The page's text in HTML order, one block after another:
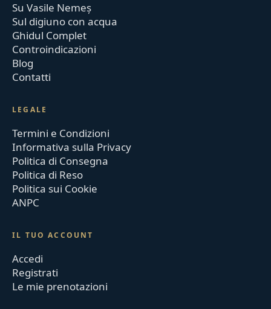
Su Vasile Nemeș
Sul digiuno con acqua
Ghidul Complet
Controindicazioni
Blog
Contatti
LEGALE
Termini e Condizioni
Informativa sulla Privacy
Politica di Consegna
Politica di Reso
Politica sui Cookie
ANPC
IL TUO ACCOUNT
Accedi
Registrati
Le mie prenotazioni